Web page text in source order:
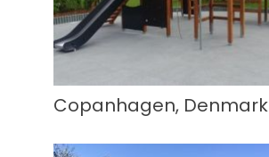
Copanhagen, Denmark